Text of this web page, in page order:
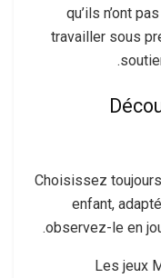
qu’ils n’ont
travailler sous
Choisissez
enfant,
observez-le en
Les jeux